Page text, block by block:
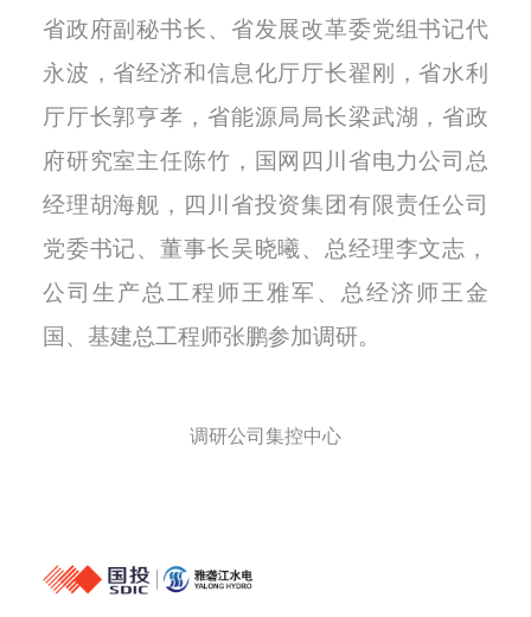
省政府副秘书长、省发展改革委党组书记代
永波，省经济和信息化厅厅长翟刚，省水利
厅厅长郭亨孝，省能源局局长梁武湖，省政
府研究室主任陈竹，国网四川省电力公司总
经理胡海舰，四川省投资集团有限责任公司
党委书记、董事长吴晓曦、总经理李文志，
公司生产总工程师王雅军、总经济师王金
国、基建总工程师张鹏参加调研。
调研公司集控中心